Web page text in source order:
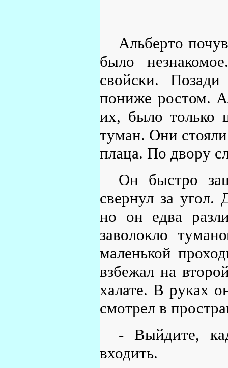
Альберто
было
свойски.
пониже ростом.
их, было только
туман. Они
плаца. По двору
Он быстро
свернул за угол.
но он едва
заволокло
маленькой
взбежал на
халате. В руках
смотрел в
- Выйдите,
входить.